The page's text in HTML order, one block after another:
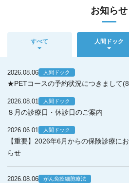
お知らせ
すべて 人間ドック
2026.08.06 人間ドック
★PETコースの予約状況につきまして
2026.08.01 人間ドック
８月の診療日・休診日のご案内
2026.06.01 人間ドック
【重要】2026年6月からの保険診療に
らせ
2026.08.06 がん免疫細胞療法